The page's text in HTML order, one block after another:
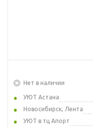
Нет в наличии
УЮТ Астана
Новосибирск, Лента
УЮТ в тц Апорт